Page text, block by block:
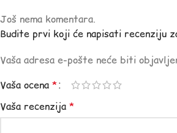
Još nema komentara.
Budite prvi koji će napisati recenziju
Vaša adresa e-pošte neće biti
Vaša ocena *
Vaša recenzija *